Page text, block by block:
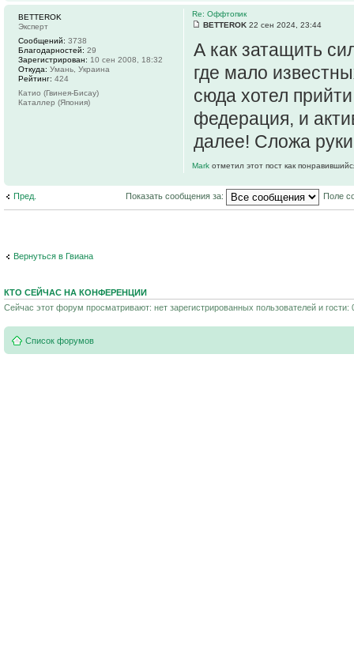
Re: Оффтопик
BETTEROK 22 сен 2024, 23:44
А как затащить
где мало
сюда хотел
федерация, и
далее! Сложа
Mark отметил этот пост как
BETTEROK
Эксперт
Сообщений: 3738
Благодарностей: 29
Зарегистрирован: 10 сен 2008, 18:32
Откуда: Умань, Украина
Рейтинг: 424
Катио (Гвинея-Бисау)
Каталлер (Япония)
Пред. Показать сообщения за: Поле
Вернуться в Гвиана
КТО СЕЙЧАС НА КОНФЕРЕНЦИИ
Сейчас этот форум просматривают: нет зарегистрированных пользователей и гости:
Список форумов